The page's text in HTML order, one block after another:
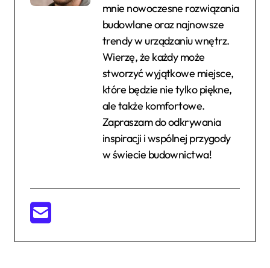
mnie nowoczesne rozwiązania
budowlane oraz najnowsze
trendy w urządzaniu wnętrz.
Wierzę, że każdy może
stworzyć wyjątkowe miejsce,
które będzie nie tylko piękne,
ale także komfortowe.
Zapraszam do odkrywania
inspiracji i wspólnej przygody
w świecie budownictwa!